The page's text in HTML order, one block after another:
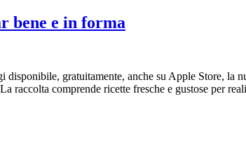
bene e in forma
gratuitamente, anche su Apple Store, la
raccolta comprende ricette fresche e gustose per